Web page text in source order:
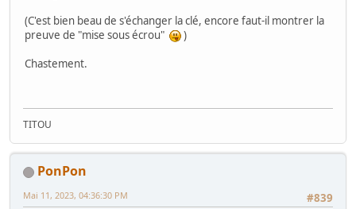
(C'est bien beau de s'échanger la clé, encore faut-il montrer la
preuve de "mise sous écrou"
)
Chastement.
TITOU
PonPon
#839
Mai 11, 2023, 04:36:30 PM